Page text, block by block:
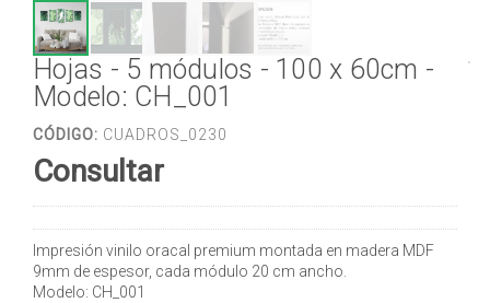
Hojas - 5 módulos - 100 x 60cm -
Modelo: CH_001
CÓDIGO: CUADROS_0230
Consultar
Impresión vinilo oracal premium montada en madera MDF
9mm de espesor, cada módulo 20 cm ancho.
Modelo: CH_001